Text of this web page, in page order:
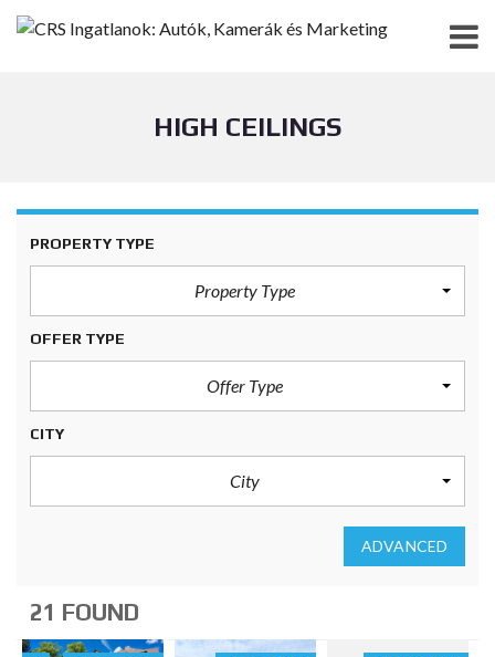
HIGH CEILINGS
PROPERTY TYPE
Property Type
OFFER TYPE
Offer Type
CITY
City
ADVANCED
21 FOUND